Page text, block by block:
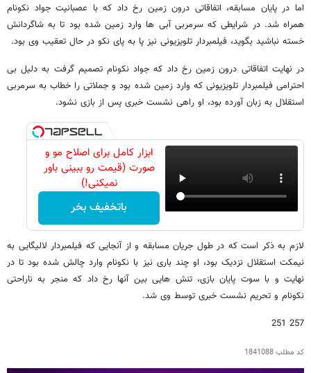
اما در پایان مسابقه، اتفاقاتی درون زمین رخ داد که با عصبانیت جواد نکونام
همراه شد. در شرایطی که سرمربی آبی ها وارد زمین شده بود تا به شاگردانش
خسته نباشید بگوید، فیلمبردار تلویزیونی نیز پا به پای نکو در حال تعقیب وی بود.
در نهایت اتفاقاتی درون زمین رخ داد که جواد نکونام تصمیم گرفت به دلیل بی
احترامی فیلمبردار تلویزیونی که وارد زمین شده بود و جملاتی را خطاب به سرمربی
استقلال به زبان آورده بود، او راهی نشست خبری پس از بازی نشود.
ابزار کامل برای اصلاح مو و
صورت (قیمت رو ببینی باور
نمیکنی!)
باتخفیف بخر
لازم به ذکر است که در طول جریان مسابقه و از آنجایی که فیلمبردار لالیگایی به
نیمکت استقلال نزدیک بود، او چند باری نیز با نکونام وارد چالش شده بود تا در
نهایت و با سوت پایان بازی، تنش هایی بین آنها رخ داد که منجر به ناراحتی
نکونام و تحریم نشست خبری توسط وی شد.
257 251
کد مطلب1841088